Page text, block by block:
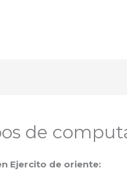
de
Ejercito de oriente: